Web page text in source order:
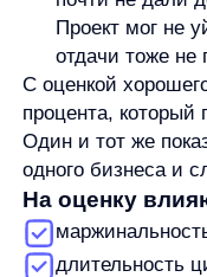
ROAS— Return on
относится к
рекламной
на расходы на
он фокусируется
и рекламном
вложениях бизнеса.
В маркетинге также
рекламных расходов.
этот показатель
или выручки занимают